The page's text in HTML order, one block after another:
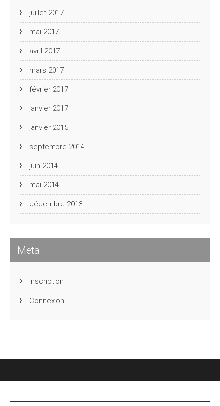
juillet 2017
mai 2017
avril 2017
mars 2017
février 2017
janvier 2017
janvier 2015
septembre 2014
juin 2014
mai 2014
décembre 2013
Meta
Inscription
Connexion